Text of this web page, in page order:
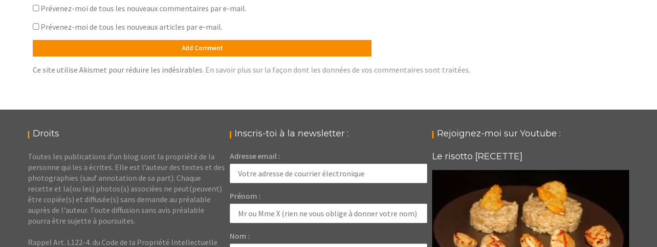
Prévenez-moi de tous les nouveaux commentaires par e-mail.
Prévenez-moi de tous les nouveaux articles par e-mail.
Ce site utilise Akismet pour réduire les indésirables. En savoir plus sur la façon dont les données de vos commentaires sont traitées.
Droits
Toutes les publications d’un blog sont la propriété de la
personne qui les a écrites. Elle est l’auteur des textes et des
photographies (sauf annotation de sa part). Chaque
recette et la(ou les) photos(s) associées ne peut(peuvent)
être copiée(s) et diffusée(s) sans demande au préalable
auprès de l'auteur. Toute diffusion sans avis préalable
pourra être sujette à poursuites.
Rappel Art. L122-4. du Code de la Propriété Intellectuelle
Inscris-toi à la newsletter :
Adresse email :
Prénom :
Nom :
Rejoignez-moi sur Youtube :
Le risotto [RECETTE]